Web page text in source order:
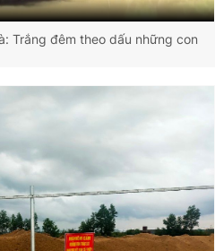
Trắng đêm theo dấu những con